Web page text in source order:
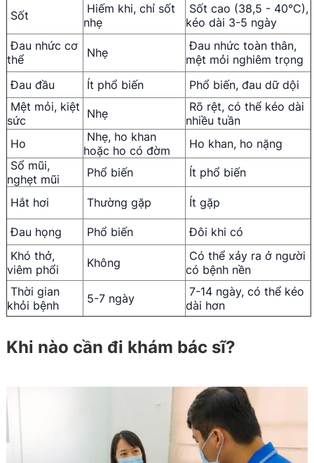
Sốt
Hiếm khi, chỉ sốt
nhẹ
Sốt cao (38,5 - 40°C),
kéo dài 3-5 ngày
Đau nhức cơ
thể
Nhẹ
Đau nhức toàn thân,
mệt mỏi nghiêm trọng
Đau đầu
Ít phổ biến
Phổ biến, đau dữ dội
Mệt mỏi, kiệt
sức
Nhẹ
Rõ rệt, có thể kéo dài
nhiều tuần
Ho
Nhẹ, ho khan
hoặc ho có đờm
Ho khan, ho nặng
Sổ mũi,
nghẹt mũi
Phổ biến Ít phổ biến
Hắt hơi Thường gặp Ít gặp
Đau họng Phổ biến
Đôi khi có
Khó thở,
viêm phổi
Không
Có thể xảy ra ở người
có bệnh nền
Thời gian
khỏi bệnh
5-7 ngày
7-14 ngày, có thể kéo
dài hơn
Khi nào cần đi khám bác sĩ?